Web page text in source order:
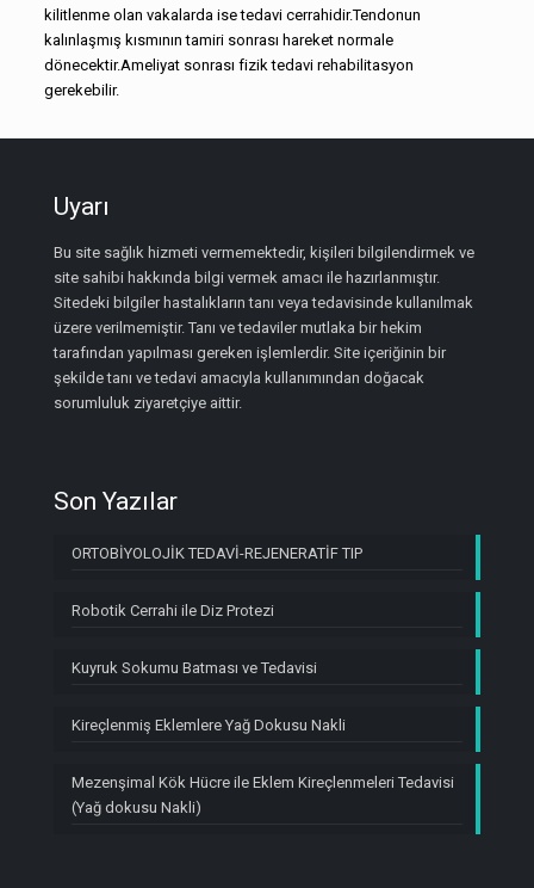
kilitlenme olan vakalarda ise tedavi cerrahidir.Tendonun
kalınlaşmış kısmının tamiri sonrası hareket normale
dönecektir.Ameliyat sonrası fizik tedavi rehabilitasyon
gerekebilir.
Uyarı
Bu site sağlık hizmeti vermemektedir, kişileri bilgilendirmek ve
site sahibi hakkında bilgi vermek amacı ile hazırlanmıştır.
Sitedeki bilgiler hastalıkların tanı veya tedavisinde kullanılmak
üzere verilmemiştir. Tanı ve tedaviler mutlaka bir hekim
tarafından yapılması gereken işlemlerdir. Site içeriğinin bir
şekilde tanı ve tedavi amacıyla kullanımından doğacak
sorumluluk ziyaretçiye aittir.
Son Yazılar
ORTOBİYOLOJİK TEDAVİ-REJENERATİF TIP
Robotik Cerrahi ile Diz Protezi
Kuyruk Sokumu Batması ve Tedavisi
Kireçlenmiş Eklemlere Yağ Dokusu Nakli
Mezenşimal Kök Hücre ile Eklem Kireçlenmeleri Tedavisi
(Yağ dokusu Nakli)